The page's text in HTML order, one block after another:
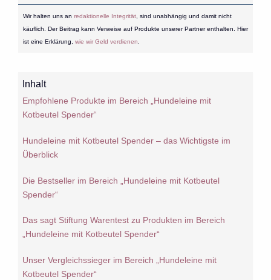
Wir halten uns an redaktionelle Integrität, sind unabhängig und damit nicht
käuflich. Der Beitrag kann Verweise auf Produkte unserer Partner enthalten. Hier
ist eine Erklärung, wie wir Geld verdienen
Inhalt
Empfohlene Produkte im Bereich „Hundeleine mit
Kotbeutel Spender“
Hundeleine mit Kotbeutel Spender – das Wichtigste im
Überblick
Die Bestseller im Bereich „Hundeleine mit Kotbeutel
Spender“
Das sagt Stiftung Warentest zu Produkten im Bereich
„Hundeleine mit Kotbeutel Spender“
Unser Vergleichssieger im Bereich „Hundeleine mit
Kotbeutel Spender“